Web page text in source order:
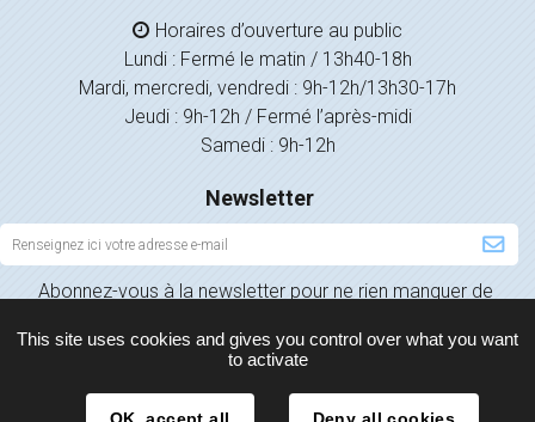
Horaires d’ouverture au public
Lundi : Fermé le matin / 13h40-18h
Mardi, mercredi, vendredi : 9h-12h/13h30-17h
Jeudi : 9h-12h / Fermé l’après-midi
Samedi : 9h-12h
Newsletter
Inscription
à
la
Abonnez-vous à la newsletter pour ne rien manquer de
This site uses cookies and gives you control over what you want
to activate